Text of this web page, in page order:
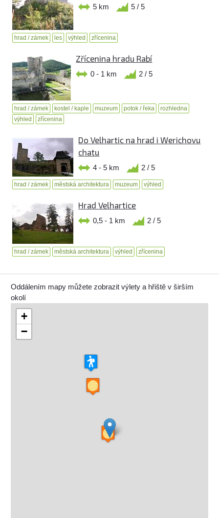
5 km 5 / 5
hrad / zámek les výhled zřícenina
Zřícenina hradu Rabí
0 - 1 km 2 / 5
hrad / zámek kostel / kaple muzeum potok / řeka
rozhledna
výhled
zřícenina
Do Velhartic na hrad i Werichovu
chatu
4 - 5 km 2 / 5
hrad / zámek městská architektura muzeum výhled
Hrad Velhartice
0,5 - 1 km 2 / 5
hrad / zámek městská architektura výhled zřícenina
Oddálením mapy můžete zobrazit výlety a hřiště v širším
okolí
+
−